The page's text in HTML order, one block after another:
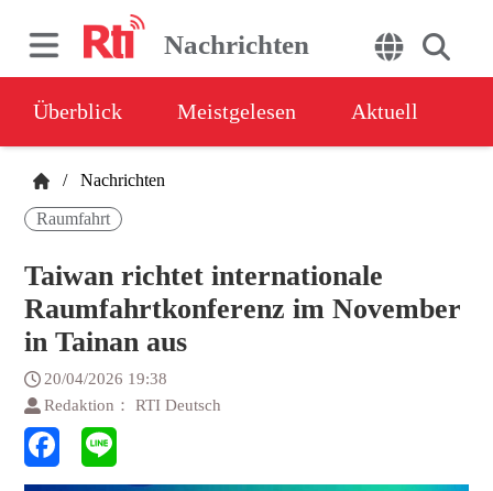
Nachrichten
Überblick Meistgelesen Aktuell
/ Nachrichten
Raumfahrt
Taiwan richtet internationale
Raumfahrtkonferenz im November
in Tainan aus
20/04/2026 19:38
Redaktion： RTI Deutsch